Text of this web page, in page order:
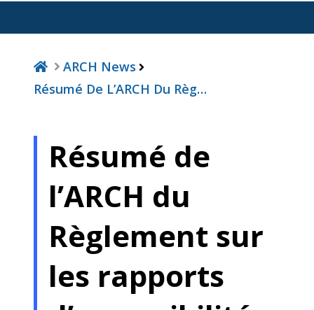
ARCH News
Résumé De L’ARCH Du Règ…
Résumé de
l’ARCH du
Règlement sur
les rapports